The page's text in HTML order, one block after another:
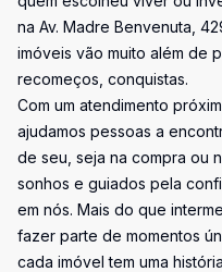
na Av. Madre Benvenuta,
imóveis vão muito além de
recomeços, conquistas.
Com um atendimento
ajudamos pessoas a
de seu, seja na compra ou
sonhos e guiados pela
em nós. Mais do que
fazer parte de momentos
cada imóvel tem uma